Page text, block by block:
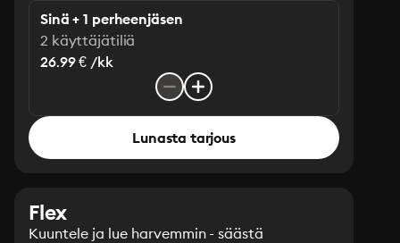
Sinä + 1 perheenjäsen
2 käyttäjätiliä
26.99 € /kk
Lunasta tarjous
Flex
Kuuntele ja lue harvemmin - säästä